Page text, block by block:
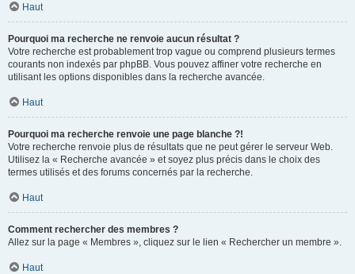
Haut
Pourquoi ma recherche ne renvoie aucun résultat ?
Votre recherche est probablement trop vague ou comprend plusieurs termes
courants non indexés par phpBB. Vous pouvez affiner votre recherche en
utilisant les options disponibles dans la recherche avancée.
Haut
Pourquoi ma recherche renvoie une page blanche ?!
Votre recherche renvoie plus de résultats que ne peut gérer le serveur Web.
Utilisez la « Recherche avancée » et soyez plus précis dans le choix des
termes utilisés et des forums concernés par la recherche.
Haut
Comment rechercher des membres ?
Allez sur la page « Membres », cliquez sur le lien « Rechercher un membre ».
Haut